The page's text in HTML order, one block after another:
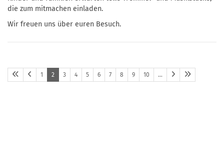
die zum mitmachen einladen.
Wir freuen uns über euren Besuch.
1 2 3 4 5 6 7 8 9 10 …